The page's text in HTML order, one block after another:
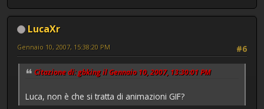
LucaXr
#6
Gennaio 10, 2007, 15:38:20 PM
Citazione di: gbking il Gennaio 10, 2007, 13:30:01 PM
Luca, non è che si tratta di animazioni GIF?